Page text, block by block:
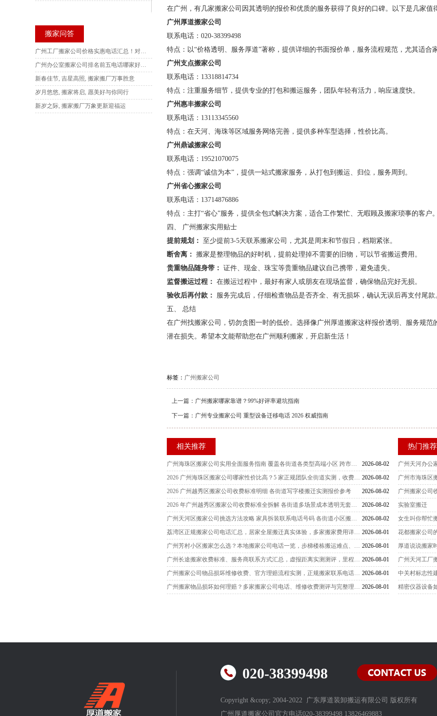
在广州，有几家搬家公司因其透明的报价和优质的服务获得了良好的口碑。以下是几家
广州厚道搬家公司
联系电话：020-38399498
特点：以“价格透明、服务厚道”著称，提供详细的书面报价单，服务流程规范，尤其适合
广州支点搬家公司
联系电话：13318814734
特点：注重服务细节，提供专业的打包和搬运服务，团队年轻有活力，响应速度快。
广州惠丰搬家公司
联系电话：13113345560
特点：在天河、海珠等区域服务网络完善，提供多种车型选择，性价比高。
广州鼎诚搬家公司
联系电话：19521070075
特点：强调“诚信为本”，提供一站式搬家服务，从打包到搬运、归位，服务周到。
广州省心搬家公司
联系电话：13714876886
特点：主打“省心”服务，提供全包式解决方案，适合工作繁忙、无暇顾及搬家琐事的客户
四、 广州搬家实用贴士
提前规划：
至少提前3-5天联系搬家公司，尤其是周末和节假日，档期紧张。
断舍离： 搬家是整理物品的好时机，提前处理掉不需要的旧物，可以节省搬运费用。
贵重物品随身带： 证件、现金、珠宝等贵重物品建议自己携带，避免遗失。
监督搬运过程： 在搬运过程中，最好有家人或朋友在现场监督，确保物品完好无损。
验收后再付款：
服务完成后，仔细检查物品是否齐全、有无损坏，确认无误后再支付尾款
五、 总结
在广州找搬家公司，切勿贪图一时的低价。选择像广州厚道搬家这样报价透明、服务规
潜在损失。希望本文能帮助您在广州顺利搬家，开启新生活！
标签： 广州搬家公司
上一篇： 广州搬家哪家靠谱？99%好评率避坑指南
下一篇： 广州专业搬家公司 重型设备迁移电话 2026 权威指南
相关推荐
2026-08-02
广州海珠区搬家公司实用全面服务指南 覆盖各街道各类型高端小区 跨市搬迁收费标准联系电话实测详解
2026-08-02
2026 广州海珠区搬家公司哪家性价比高？5 家正规团队全街道实测，收费透明省钱省心附官方联系电话
2026-08-02
2026 广州越秀区搬家公司收费标准明细 各街道写字楼搬迁实测报价参考
2026-08-02
2026 年广州越秀区搬家公司收费标准全拆解 各街道多场景成本透明无套路 本地商家电话实测实用汇总
2026-08-02
广州天河区搬家公司挑选方法攻略 家具拆装联系电话号码 各街道小区搬家实测避坑指南
2026-08-01
荔湾区正规搬家公司电话汇总，居家全屋搬迁真实体验，多家搬家费用详细横向对比
2026-08-01
广州芳村小区搬家怎么选？本地搬家公司电话一览，步梯楼栋搬运难点、计价标准真实测评
2026-08-01
广州长途搬家收费标准、服务商联系方式汇总，虚报距离实测测评，里程计费核对实操方法
2026-08-01
广州搬家公司物品损坏维修收费、官方理赔流程实测，正规搬家联系电话与纠纷避坑要点
2026-08-01
广州搬家物品损坏如何理赔？多家搬家公司电话、维修收费测评与完整理赔实操指南
热门推荐
广州天河办公
广州市海珠区
广州搬家公司
实验室搬迁
女生叫你帮忙
花都搬家公司
厚道说说搬家
广州天河工厂
中关村标志性
精密仪器设备
搬家问答
广州工厂搬家公司价格实惠电话汇总！对比10家后选这家
广州办公室搬家公司排名前五电话哪家好？本地人强推这家
新春佳节, 吉星高照, 搬家搬厂万事胜意
岁月悠悠, 搬家将启, 愿美好与你同行
新岁之际, 搬家搬厂万象更新迎福运
020-38399498
Copyright &copy; 2004-2022 广东厚道装卸搬运有限公司 版权所有
广州厚道搬家公司官方电话020-38399498 13826469883